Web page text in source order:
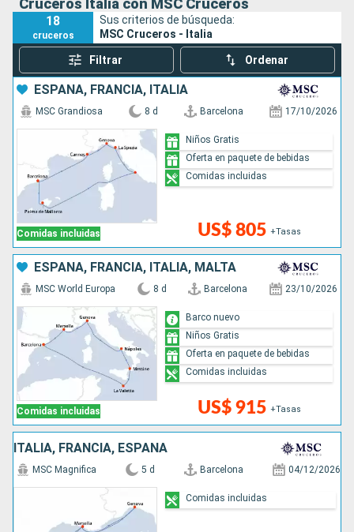
Cruceros Italia con MSC Cruceros
18
cruceros
Sus criterios de búsqueda:
MSC Cruceros - Italia
Filtrar Ordenar
ESPAÑA, FRANCIA, ITALIA
Comidas incluidas
MSC Grandiosa 8 d Barcelona 17/10/2026
US$ 805 +Tasas
Niños Gratis
Oferta en paquete de bebidas
Comidas incluidas
ESPAÑA, FRANCIA, ITALIA, MALTA
Comidas incluidas
MSC World Europa 8 d Barcelona 23/10/2026
US$ 915 +Tasas
Barco nuevo
Niños Gratis
Oferta en paquete de bebidas
Comidas incluidas
ITALIA, FRANCIA, ESPAÑA
MSC Magnifica 5 d Barcelona 04/12/2026
Comidas incluidas